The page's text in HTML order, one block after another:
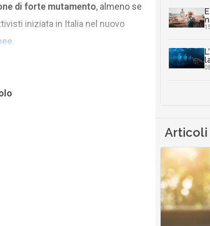
di forte mutamento, almeno se
iniziata in Italia nel nuovo
.